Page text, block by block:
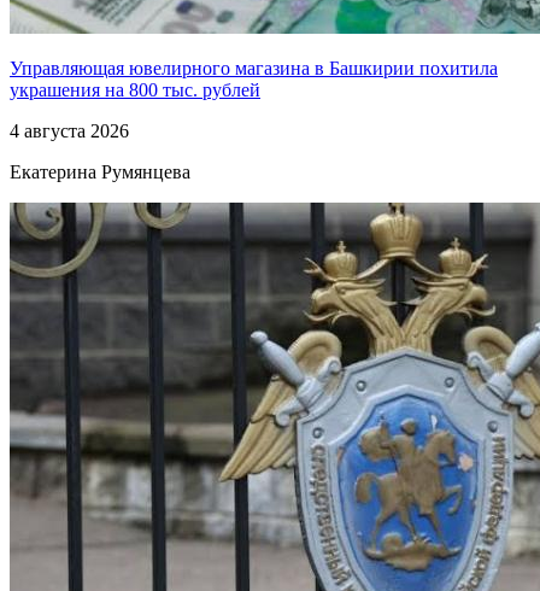
Управляющая ювелирного магазина в Башкирии похитила
украшения на 800 тыс. рублей
4 августа 2026
Екатерина Румянцева